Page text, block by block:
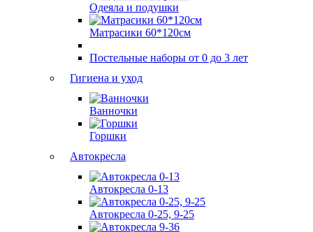
Одеяла и подушки
Матрасики 60*120см
Постельные наборы от 0 до 3 лет
Гигиена и уход
Ванночки
Горшки
Автокресла
Автокресла 0-13
Автокресла 0-25, 9-25